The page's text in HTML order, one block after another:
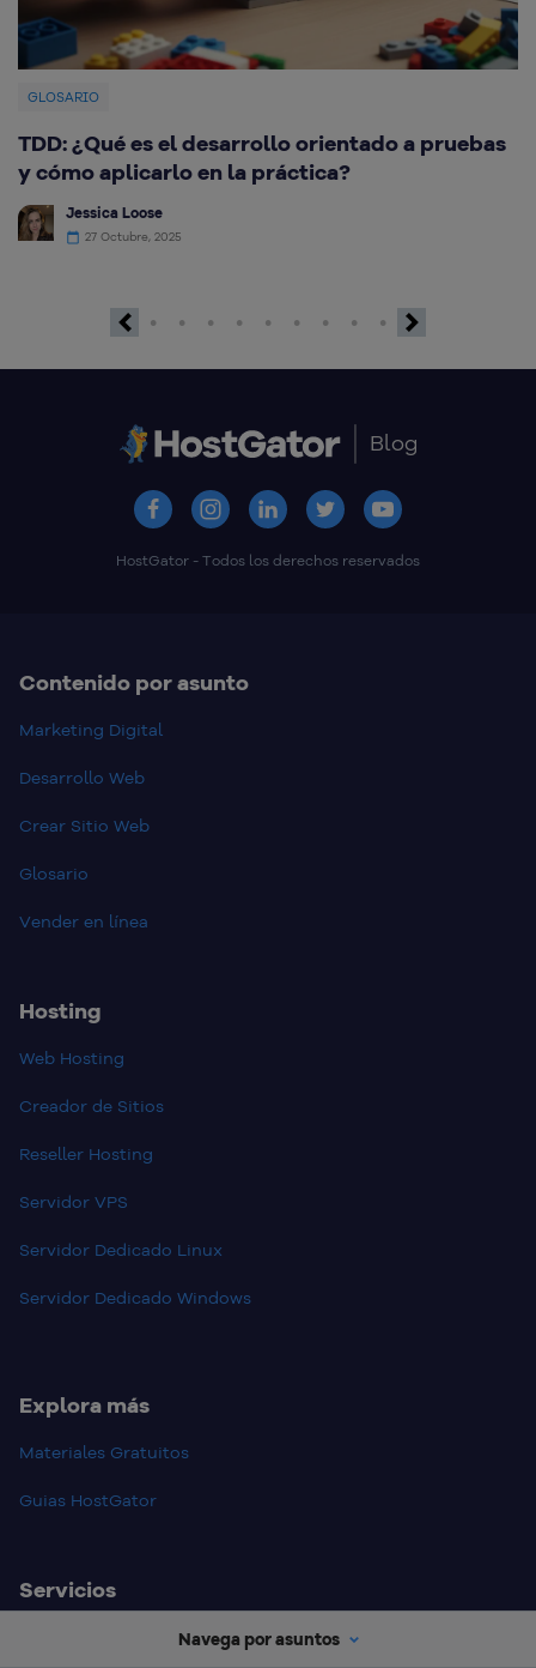
Navega por asuntos
GLOSARIO
TDD: ¿Qué es el desarrollo orientado a pruebas
y cómo aplicarlo en la práctica?
Jessica Loose
27 Octubre, 2025
Blog
HostGator - Todos los derechos reservados
Contenido por asunto
Marketing Digital
Desarrollo Web
Crear Sitio Web
Glosario
Vender en línea
Hosting
Web Hosting
Creador de Sitios
Reseller Hosting
Servidor VPS
Servidor Dedicado Linux
Servidor Dedicado Windows
Explora más
Materiales Gratuitos
Guias HostGator
Servicios
Registro de Dominios